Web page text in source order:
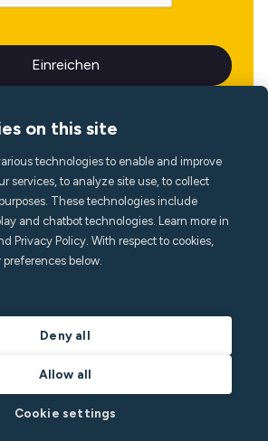
Sprache
on this site
technologies to enable and improve
services, to analyze site use, to collect
These technologies include
and chatbot technologies. Learn more in
Privacy Policy. With respect to cookies,
below.
Deny all
Allow all
Cookie settings